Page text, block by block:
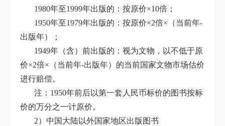
1980年至1999年出版的：按原价×10倍；
1950年至1979年出版的：按原价×2倍×（当前年-
出版年）；
1949年（含）前出版的：视为文物，以不低于原
价×2倍×（当前年-出版年）的当前国家文物市场估价
进行赔偿。
注：1950年前后以第一套人民币标价的图书按标
价的万分之一计原价。
2）中国大陆以外国家地区出版图书